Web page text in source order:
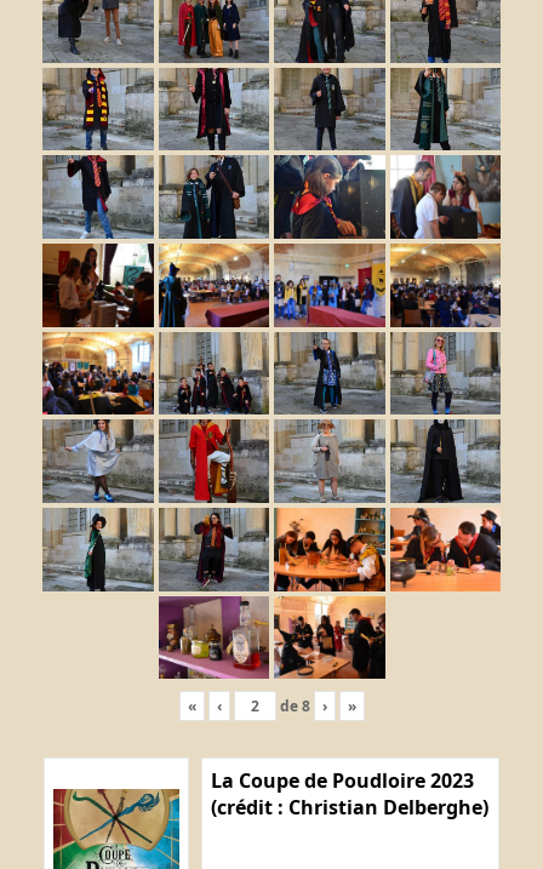
« ‹ de8 › »
La Coupe de Poudloire 2023
(crédit : Christian Delberghe)